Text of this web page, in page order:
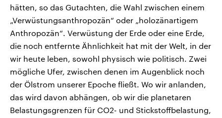
hätten, so das Gutachten, die Wahl zwischen einem
„Verwüstungsanthropozän“ oder „holozänartigem
Anthropozän“. Verwüstung der Erde oder eine Erde,
die noch entfernte Ähnlichkeit hat mit der Welt, in der
wir heute leben, sowohl physisch wie politisch. Zwei
mögliche Ufer, zwischen denen im Augenblick noch
der Ölstrom unserer Epoche fließt. Wo wir anlanden,
das wird davon abhängen, ob wir die planetaren
Belastungsgrenzen für CO2- und Stickstoffbelastung,